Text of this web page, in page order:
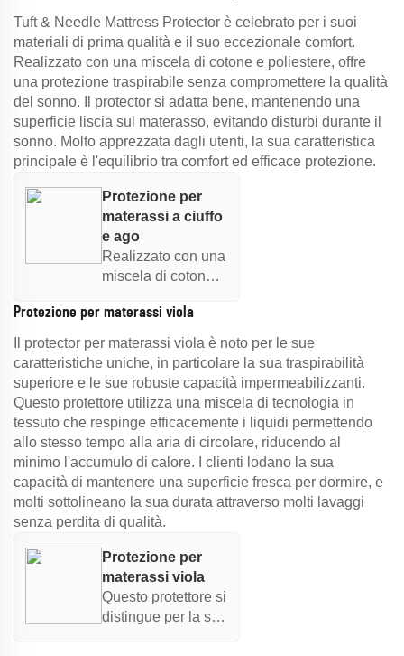
tessuto di tessuto
per assorbire
l'umidità e un sotto
strato
impermeabile per
una maggiore
asciugatura.
Tuft & Needle Mattress Protector è celebrato per i suoi
materiali di prima qualità e il suo eccezionale comfort.
Realizzato con una miscela di cotone e poliestere, offre
una protezione traspirabile senza compromettere la qualità
del sonno. Il protector si adatta bene, mantenendo una
superficie liscia sul materasso, evitando disturbi durante il
sonno. Molto apprezzata dagli utenti, la sua caratteristica
principale è l'equilibrio tra comfort ed efficace protezione.
Protezione per
materassi a ciuffo
e ago
Realizzato con una
miscela di cotone e
protettore è
traspirabile e
confortevole,
garantendo un
sonno tranquillo
senza
compromettere la
protezione.
Protezione per materassi viola
Il protector per materassi viola è noto per le sue
caratteristiche uniche, in particolare la sua traspirabilità
superiore e le sue robuste capacità impermeabilizzanti.
Questo protettore utilizza una miscela di tecnologia in
tessuto che respinge efficacemente i liquidi permettendo
allo stesso tempo alla aria di circolare, riducendo al
minimo l'accumulo di calore. I clienti lodano la sua
capacità di mantenere una superficie fresca per dormire, e
molti sottolineano la sua durata attraverso molti lavaggi
senza perdita di qualità.
Protezione per
materassi viola
Questo protettore si
distingue per la sua